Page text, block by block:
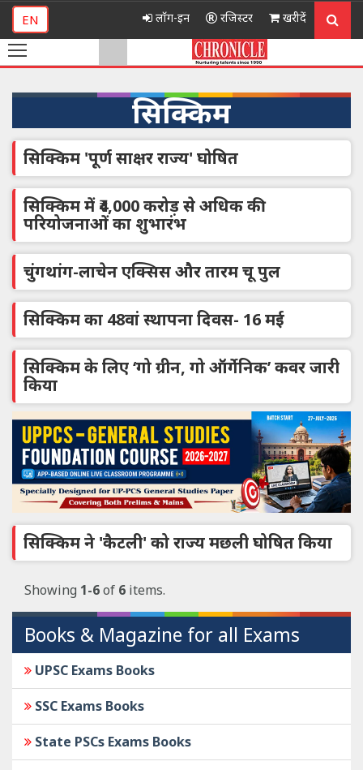
EN लॉग-इन रजिस्टर खरीदें
सिक्किम
सिक्किम 'पूर्ण साक्षर राज्य' घोषित
सिक्किम में ₹4,000 करोड़ से अधिक की
परियोजनाओं का शुभारंभ
चुंगथांग-लाचेन एक्सिस और तारम चू पुल
सिक्किम का 48वां स्‍थापना दिवस- 16 मई
सिक्किम के लिए ‘गो ग्रीन, गो ऑर्गेनिक’ कवर जारी
किया
सिक्किम ने 'कैटली' को राज्य मछली घोषित किया
Showing 1-6of 6 items.
Books & Magazine for all Exams
UPSC Exams Books
SSC Exams Books
State PSCs Exams Books